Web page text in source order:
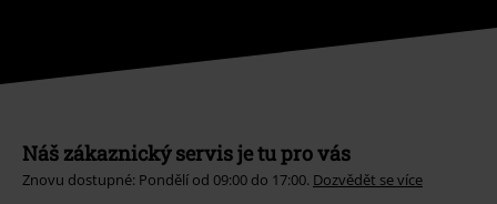
Náš zákaznický servis je tu pro vás
Znovu dostupné: Pondělí od 09:00 do 17:00. Dozvědět se více